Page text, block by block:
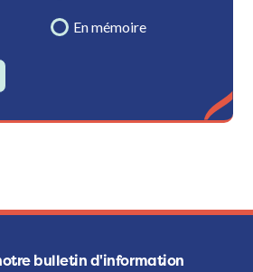
En mémoire
bulletin d'information